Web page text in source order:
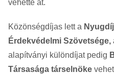
vehette át.
Közönségdíjas lett a
Érdekvédelmi Szövetsége,
alapítványi különdíjat pedig
Társasága társelnöke